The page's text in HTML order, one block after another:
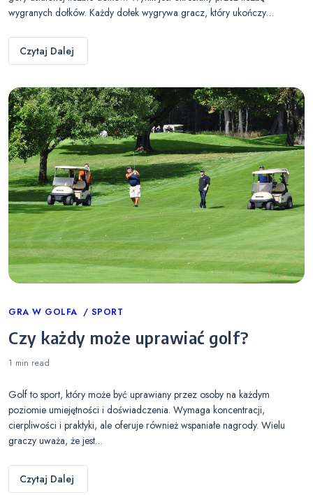
wygranych dołków. Każdy dołek wygrywa gracz, który ukończy…
Czytaj Dalej
Categories
GRA W GOLFA SPORT
Czy każdy może uprawiać golf?
1 min read
Golf to sport, który może być uprawiany przez osoby na każdym
poziomie umiejętności i doświadczenia. Wymaga koncentracji,
cierpliwości i praktyki, ale oferuje również wspaniałe nagrody. Wielu
graczy uważa, że jest…
Czytaj Dalej